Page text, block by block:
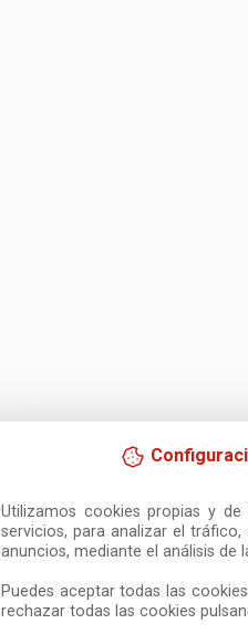
Utilizamos cookies propias y
servicios, para analizar el
anuncios, mediante el análisis de
Puedes aceptar todas las
rechazar todas las cookies